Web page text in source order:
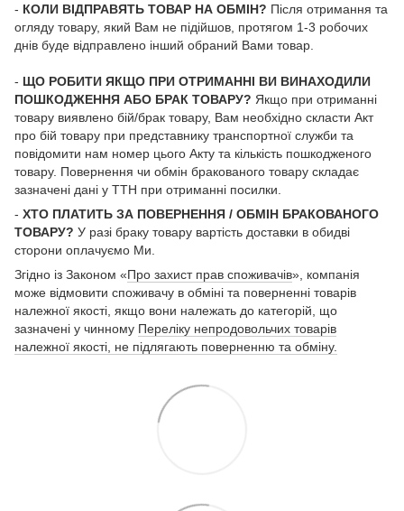
- КОЛИ ВІДПРАВЯТЬ ТОВАР НА ОБМІН? Після отримання та
огляду товару, який Вам не підійшов, протягом 1-3 робочих
днів буде відправлено інший обраний Вами товар.
- ЩО РОБИТИ ЯКЩО ПРИ ОТРИМАННІ ВИ ВИНАХОДИЛИ
ПОШКОДЖЕННЯ АБО БРАК ТОВАРУ? Якщо при отриманні
товару виявлено бій/брак товару, Вам необхідно скласти Акт
про бій товару при представнику транспортної служби та
повідомити нам номер цього Акту та кількість пошкодженого
товару. Повернення чи обмін бракованого товару складає
зазначені дані у ТТН при отриманні посилки.
- ХТО ПЛАТИТЬ ЗА ПОВЕРНЕННЯ / ОБМІН БРАКОВАНОГО
ТОВАРУ? У разі браку товару вартість доставки в обидві
сторони оплачуємо Ми.
Згідно із Законом «Про захист прав споживачів», компанія
може відмовити споживачу в обміні та поверненні товарів
належної якості, якщо вони належать до категорій, що
зазначені у чинному Переліку непродовольчих товарів
належної якості, не підлягають поверненню та обміну.